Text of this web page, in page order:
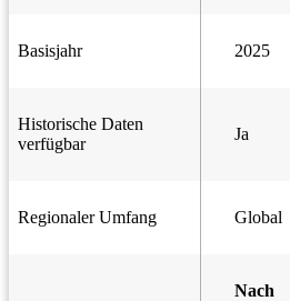
Basisjahr 2025
Historische Daten
verfügbar
Ja
Regionaler Umfang Global
Nach